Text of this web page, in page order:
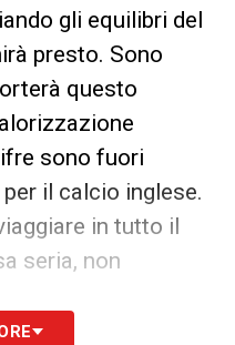
gli equilibri del
presto. Sono
questo
sono fuori
il calcio inglese.
in tutto il
seria, non